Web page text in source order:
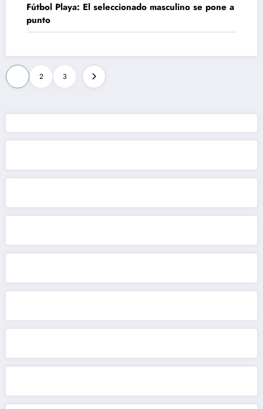
Fútbol Playa: El seleccionado masculino se pone a
punto
Paginación
de
entradas
2 3